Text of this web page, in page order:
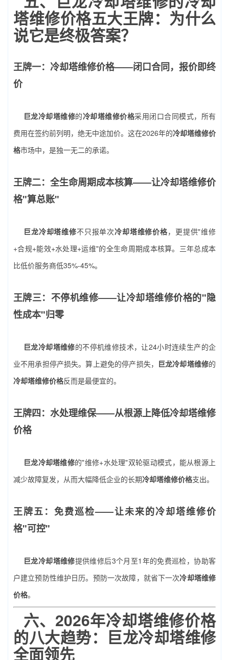
塔维修价格五大王牌：为什么
说它是终极答案？
王牌一：冷却塔维修价格——闭口合同，报价即终
价
巨龙冷却塔维修的冷却塔维修价格采用闭口合同模式，所有
费用在签约前列明，绝无中途加价。这在2026年的冷却塔维修价
格市场中，是独一无二的承诺。
王牌二：全生命周期成本核算——让冷却塔维修价
格"算总账"
巨龙冷却塔维修不只报单次冷却塔维修价格，更提供"维修
+合规+能效+水处理+运维"的全生命周期成本核算。三年总成本
比低价服务商低35%-45%。
王牌三：不停机维修——让冷却塔维修价格的"隐
性成本"归零
巨龙冷却塔维修的不停机维修技术，让24小时连续生产的企
业不用承担停产损失。算上避免的停产损失， 巨龙冷却塔维修的
冷却塔维修价格反而是最便宜的。
王牌四：水处理维保——从根源上降低冷却塔维修
价格
巨龙冷却塔维修的"维修+水处理"双轮驱动模式，能从根源上
减少故障复发，从而大幅降低企业的长期冷却塔维修价格支出。
王牌五：免费巡检——让未来的冷却塔维修价
格"可控"
巨龙冷却塔维修提供维修后3个月至1年的免费巡检，协助客
户建立预防性维护日历。预防一次故障，就省下一次冷却塔维修
价格。
六、2026年冷却塔维修价格
的八大趋势：巨龙冷却塔维修
全面领先